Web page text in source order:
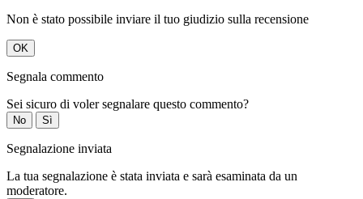
Non è stato possibile inviare il tuo giudizio sulla recensione
OK
Segnala commento
Sei sicuro di voler segnalare questo commento?
No Sì
Segnalazione inviata
La tua segnalazione è stata inviata e sarà esaminata da un
moderatore.